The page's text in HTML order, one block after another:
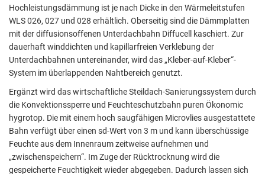
Hochleistungsdämmung ist je nach Dicke in den Wärmeleitstufen
WLS 026, 027 und 028 erhältlich. Oberseitig sind die Dämmplatten
mit der diffusionsoffenen Unterdachbahn Diffucell kaschiert. Zur
dauerhaft winddichten und kapillarfreien Verklebung der
Unterdachbahnen untereinander, wird das „Kleber-auf-Kleber“-
System im überlappenden Nahtbereich genutzt.
Ergänzt wird das wirtschaftliche Steildach-Sanierungssystem durch
die Konvektionssperre und Feuchteschutzbahn puren Ökonomic
hygrotop. Die mit einem hoch saugfähigen Microvlies ausgestattete
Bahn verfügt über einen sd-Wert von 3 m und kann überschüssige
Feuchte aus dem Innenraum zeitweise aufnehmen und
„zwischenspeichern“. Im Zuge der Rücktrocknung wird die
gespeicherte Feuchtigkeit wieder abgegeben. Dadurch lassen sich
Notwendig
Diese werden für die Grundfunktionen der Website benötigt und